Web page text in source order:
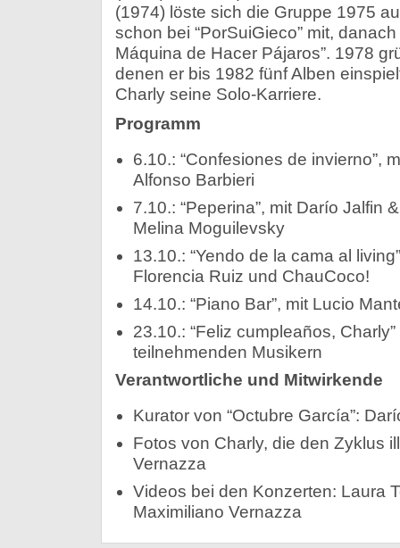
(1974) löste sich die Gruppe 1975
schon bei “PorSuiGieco” mit,
Máquina de Hacer Pájaros”. 1978
denen er bis 1982 fünf Alben
Charly seine Solo-Karriere.
Programm
6.10.: “Confesiones de invierno”,
Alfonso Barbieri
7.10.: “Peperina”, mit Darío Jalfin
Melina Moguilevsky
13.10.: “Yendo de la cama al
Florencia Ruiz und ChauCoco!
14.10.: “Piano Bar”, mit Lucio
23.10.: “Feliz cumpleaños,
teilnehmenden Musikern
Verantwortliche und Mitwirkende
Kurator von “Octubre García”:
Fotos von Charly, die den Zyklus
Vernazza
Videos bei den Konzerten: Laura
Maximiliano Vernazza